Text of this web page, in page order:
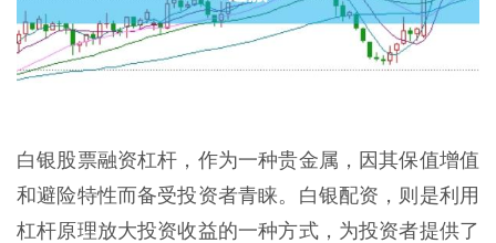
白银股票融资杠杆，作为一种贵金属，因其保值增值
和避险特性而备受投资者青睐。白银配资，则是利用
杠杆原理放大投资收益的一种方式，为投资者提供了